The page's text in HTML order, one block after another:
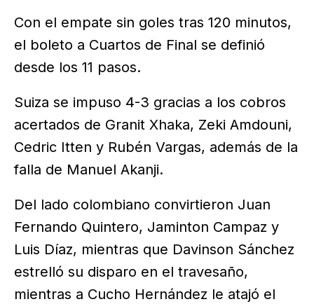
Con el empate sin goles tras 120 minutos,
el boleto a Cuartos de Final se definió
desde los 11 pasos.
Suiza se impuso 4-3 gracias a los cobros
acertados de Granit Xhaka, Zeki Amdouni,
Cedric Itten y Rubén Vargas, además de la
falla de Manuel Akanji.
Del lado colombiano convirtieron Juan
Fernando Quintero, Jaminton Campaz y
Luis Díaz, mientras que Davinson Sánchez
estrelló su disparo en el travesaño,
mientras a Cucho Hernández le atajó el